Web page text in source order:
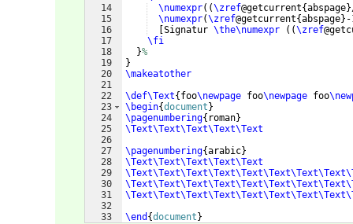
14
15
16
17
18
19
20
21
22
23
24
25
26
27
28
29
30
31
32
33
\numexpr((\zref@getcurrent{abspage}
\numexpr(\zref@getcurrent{abspage} -
Signatur \the\numexpr ((\zref
\fi
}%
}
\makeatother
\def\Text{ foo\newpage foo\newpage foo
\begin{document }
\pagenumbering{ roman}
\Text\Text\Text\Text\Text
\pagenumbering{arabic}
\Text\Text\Text\Text\Text
\end {document }